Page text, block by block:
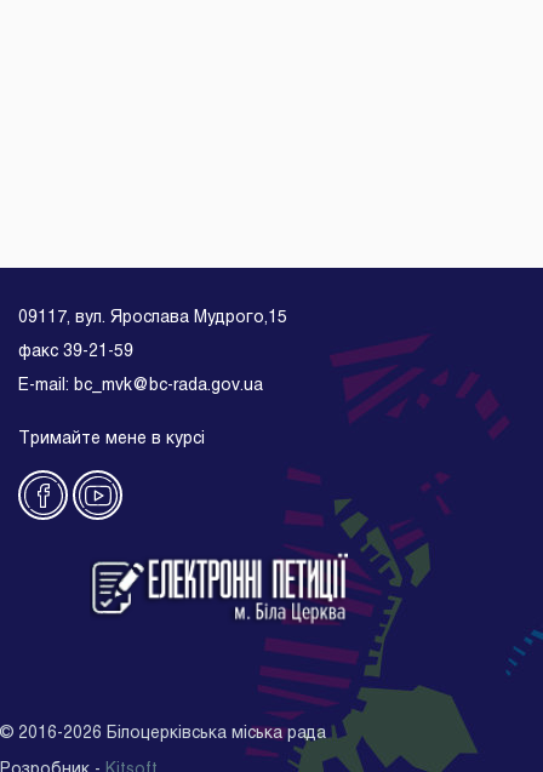
09117, вул. Ярослава Мудрого,15
факс 39-21-59
E-mail: bc_mvk@bc-rada.gov.ua
Тримайте мене в курсі
© 2016-2026 Білоцерківська міська рада